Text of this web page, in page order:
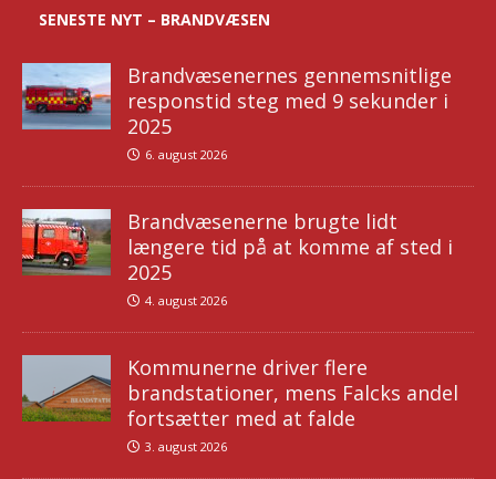
SENESTE NYT – BRANDVÆSEN
Brandvæsenernes gennemsnitlige
responstid steg med 9 sekunder i
2025
6. august 2026
Brandvæsenerne brugte lidt
længere tid på at komme af sted i
2025
4. august 2026
Kommunerne driver flere
brandstationer, mens Falcks andel
fortsætter med at falde
3. august 2026